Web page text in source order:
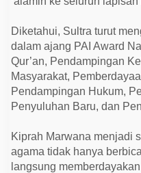
Diketahui, Sultra turut
dalam ajang PAI Award
Qur’an, Pendampingan
Masyarakat,
Pendampingan Hukum,
Penyuluhan Baru, dan
Kiprah Marwana menjadi
agama tidak hanya
langsung